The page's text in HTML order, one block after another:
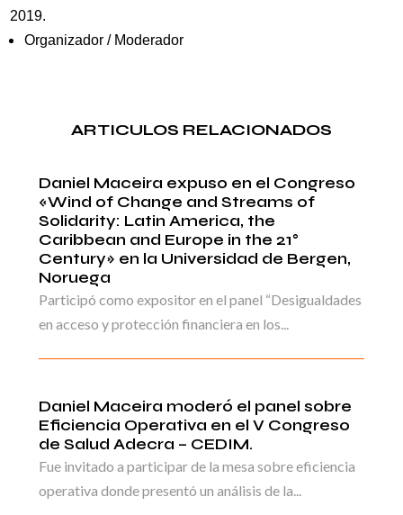
2019.
Organizador / Moderador
ARTICULOS RELACIONADOS
Daniel Maceira expuso en el Congreso
«Wind of Change and Streams of
Solidarity: Latin America, the
Caribbean and Europe in the 21°
Century» en la Universidad de Bergen,
Noruega
Participó como expositor en el panel “Desigualdades
en acceso y protección financiera en los...
Daniel Maceira moderó el panel sobre
Eficiencia Operativa en el V Congreso
de Salud Adecra – CEDIM.
Fue invitado a participar de la mesa sobre eficiencia
operativa donde presentó un análisis de la...